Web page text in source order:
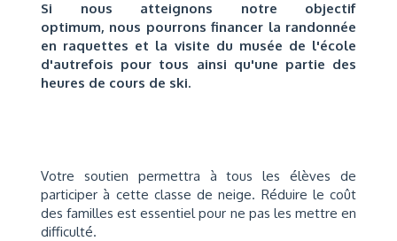
Si nous atteignons notre objectif
optimum, nous pourrons financer la randonnée
en raquettes et la visite du musée de l'école
d'autrefois pour tous ainsi qu'une partie des
heures de cours de ski.
Votre soutien permettra à tous les élèves de
participer à cette classe de neige. Réduire le coût
des familles est essentiel pour ne pas les mettre en
difficulté.